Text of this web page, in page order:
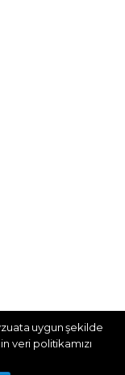
uygun şekilde
veri politikamızı
WhatsApp Destek